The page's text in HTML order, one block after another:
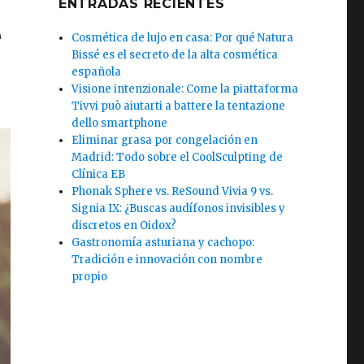
ENTRADAS RECIENTES
Cosmética de lujo en casa: Por qué Natura
Bissé es el secreto de la alta cosmética
española
Visione intenzionale: Come la piattaforma
Tivvi può aiutarti a battere la tentazione
dello smartphone
Eliminar grasa por congelación en
Madrid: Todo sobre el CoolSculpting de
Clínica EB
Phonak Sphere vs. ReSound Vivia 9 vs.
Signia IX: ¿Buscas audífonos invisibles y
discretos en Oidox?
Gastronomía asturiana y cachopo:
Tradición e innovación con nombre
propio